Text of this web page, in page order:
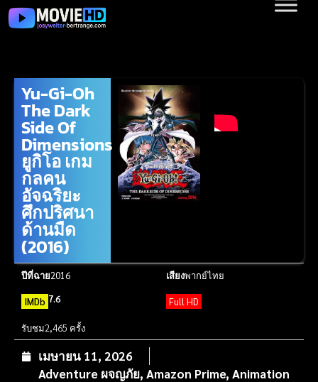
Yu-Gi-Oh
The Dark
Side Of
Dimensions
ยูกิโอ เกม
กลคน
อัจฉริยะ
ศึกปริศนา
ด้านมืด
(2016)
ปีที่ฉาย2016 เสียงพากย์ไทย
IMDb 7.6 Full HD
รับชม2,465 ครั้ง
เมษายน 11, 2026
Adventure ผจญภัย, Amazon Prime, Animation